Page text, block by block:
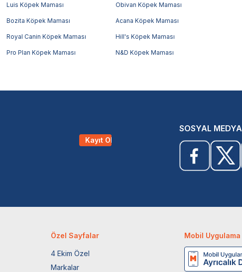
Luis Köpek Maması Obivan Köpek Maması
Bozita Köpek Maması Acana Köpek Maması
Royal Canin Köpek Maması Hill's Köpek Maması
Pro Plan Köpek Maması N&D Köpek Maması
Kayıt Ol
SOSYAL MEDYA
Özel Sayfalar
4 Ekim Özel
Markalar
Mobil Uygulama